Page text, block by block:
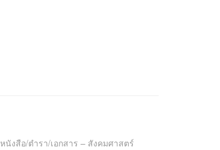
นังสือ/ตำรา/เอกสาร – สังคมศาสตร์